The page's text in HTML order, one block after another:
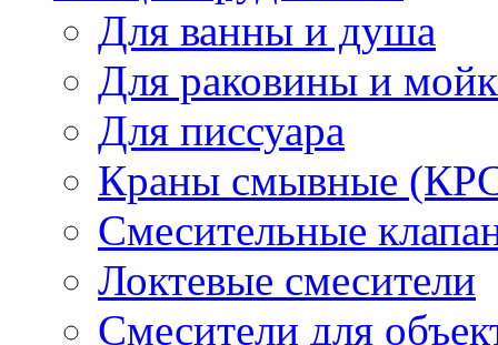
Для ванны и душа
Для раковины и
Для писсуара
Краны смывные
Смесительные
Локтевые смесители
Смесители для